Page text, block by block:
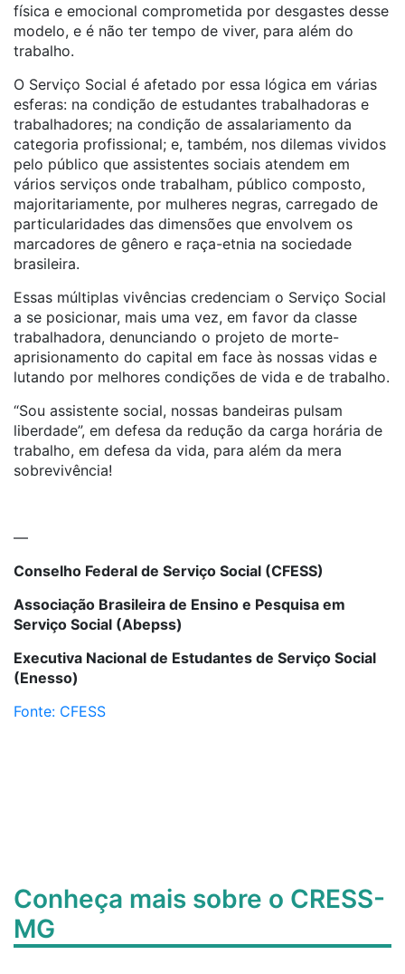
física e emocional comprometida por desgastes desse
modelo, e é não ter tempo de viver, para além do
trabalho.
O Serviço Social é afetado por essa lógica em várias
esferas: na condição de estudantes trabalhadoras e
trabalhadores; na condição de assalariamento da
categoria profissional; e, também, nos dilemas vividos
pelo público que assistentes sociais atendem em
vários serviços onde trabalham, público composto,
majoritariamente, por mulheres negras, carregado de
particularidades das dimensões que envolvem os
marcadores de gênero e raça-etnia na sociedade
brasileira.
Essas múltiplas vivências credenciam o Serviço Social
a se posicionar, mais uma vez, em favor da classe
trabalhadora, denunciando o projeto de morte-
aprisionamento do capital em face às nossas vidas e
lutando por melhores condições de vida e de trabalho.
“Sou assistente social, nossas bandeiras pulsam
liberdade”, em defesa da redução da carga horária de
trabalho, em defesa da vida, para além da mera
sobrevivência!
—
Conselho Federal de Serviço Social (CFESS)
Associação Brasileira de Ensino e Pesquisa em
Serviço Social (Abepss)
Executiva Nacional de Estudantes de Serviço Social
(Enesso)
Fonte: CFESS
Conheça mais sobre o CRESS-
MG